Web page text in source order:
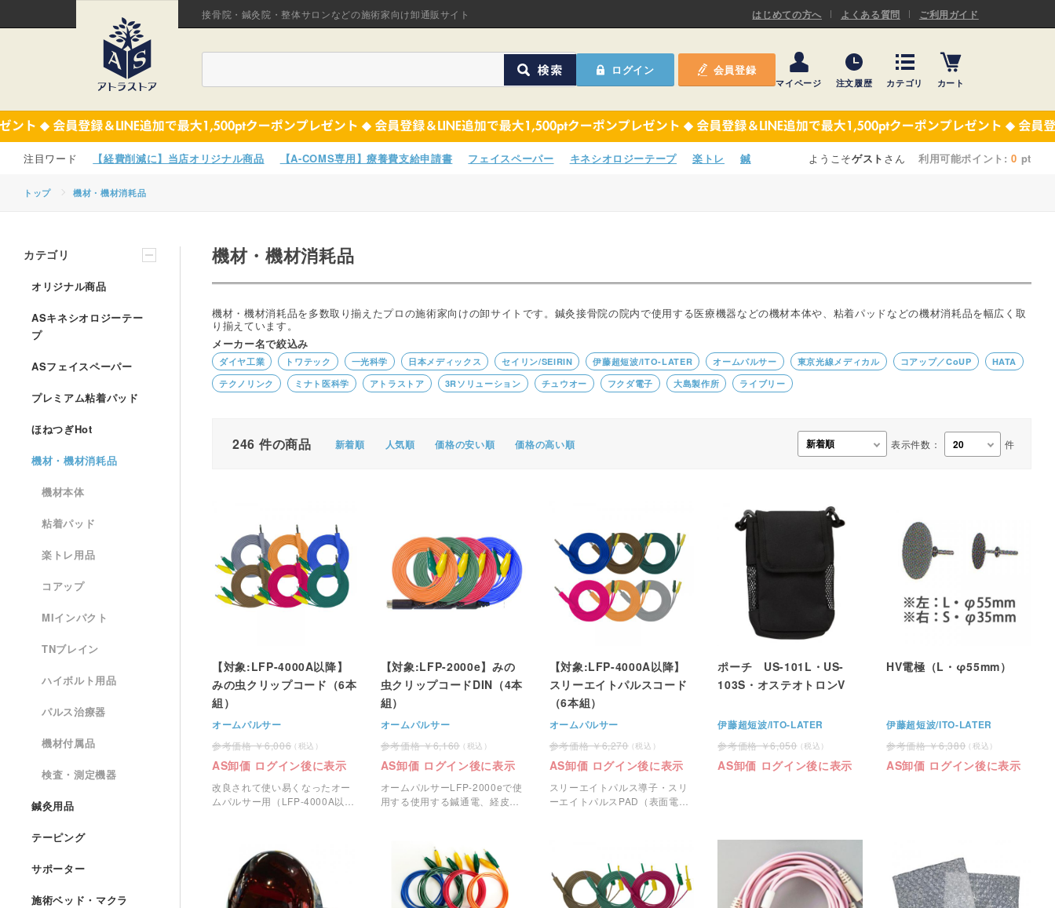
接骨院・鍼灸院・整体サロンなどの施術家向け卸通販サイト はじめての方へ よくある質問 ご利用ガイド
ログイン 会員登録
マイページ 注文履歴 カテゴリ
オリジナル商品 ASキネシオロジーテープ
ポスター・チラシ類 事務用品・日用品
カート
【経費削減に】当店オリジナル商品 【A-COMS専用】療養費支給申請書 フェイスペーパー キネシオロジーテープ 楽トレ 鍼 ようこそゲスト さん 利用可能ポイント:0 pt
トップ 機材・機材消耗品
機材・機材消耗品
機材・機材消耗品を多数取り揃えたプロの施術家向けの卸サイトです。鍼灸接骨院の院内で使用する医療機器などの機材本体や、粘着パッドなどの機材消耗品を幅広く取
り揃えています。
メーカー名で絞込み
ダイヤ工業 トワテック 一光科学 日本メディックス セイリン/SEIRIN 伊藤超短波/ITO-LATER オームパルサー 東京光線メディカル コアップ／CoUP
HATA
テクノリンク
ミナト医科学 アトラストア 3Rソリューション チュウオー フクダ電子 大島製作所 ライブリー
246 件の商品 新着順 人気順 価格の安い順 価格の高い順 表示件数： 件
【対象:LFP-4000A以降】
みの虫クリップコード（6本
組）
オームパルサー
6,006
AS卸価 ログイン後に表示
改良されて使い易くなったオー
ムパルサー用（LFP-4000A以
【対象:LFP-2000e】みの
虫クリップコードDIN（4本
組）
オームパルサー
6,160
AS卸価 ログイン後に表示
オームパルサーLFP-2000eで使
用する使用する鍼通電、経皮通
【対象:LFP-4000A以降】
スリーエイトパルスコード
（6本組）
オームパルサー
6,270
AS卸価 ログイン後に表示
スリーエイトパルス導子・スリ
ーエイトパルスPAD（表面電
ポーチ US-101L・US-
103S・オステオトロンV
伊藤超短波/ITO-LATER
6,050
AS卸価 ログイン後に表示
HV電極（L・φ55mm）
伊藤超短波/ITO-LATER
6,380
AS卸価 ログイン後に表示
カテゴリ
オリジナル商品
ASキネシオロジーテー
プ
ASフェイスペーパー
プレミアム粘着パッド
ほねつぎHot
機材・機材消耗品
機材本体
粘着パッド
楽トレ用品
コアップ
MIインパクト
TNブレイン
ハイボルト用品
パルス治療器
機材付属品
検査・測定機器
鍼灸用品
テーピング
サポーター
施術ベッド・マクラ
ほねつぎHot 機材・機材消耗品
鍼灸用品 テーピング
サポーター 施術ベッド・マクラ
A-COMS 【楽トレ】機器付属品